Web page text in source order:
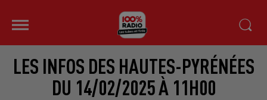
LES INFOS DES HAUTES-PYRÉNÉES
DU 14/02/2025 À 11H00